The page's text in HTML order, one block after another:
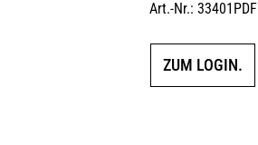
Art.-Nr.: 33401PDF
ZUM LOGIN.